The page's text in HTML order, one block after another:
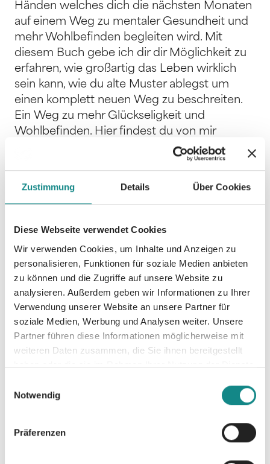
Zustimmung Details Über Cookies
Diese Webseite verwendet Cookies
Wir verwenden Cookies, um Inhalte und Anzeigen zu
personalisieren, Funktionen für soziale Medien anbieten
zu können und die Zugriffe auf unsere Website zu
analysieren. Außerdem geben wir Informationen zu Ihrer
Verwendung unserer Website an unsere Partner für
soziale Medien, Werbung und Analysen weiter. Unsere
Partner führen diese Informationen möglicherweise mit
weiteren Daten zusammen, die Sie ihnen bereitgestellt
haben oder die sie im Rahmen Ihrer Nutzung der Dienste
Notwendig
Präferenzen
Händen welches dich die nächsten Monaten
auf einem Weg zu mentaler Gesundheit und
mehr Wohlbefinden begleiten wird. Mit
diesem Buch gebe ich dir dir Möglichkeit zu
erfahren, wie großartig das Leben wirklich
sein kann, wie du alte Muster ablegst um
einen komplett neuen Weg zu beschreiten.
Ein Weg zu mehr Glückseligkeit und
Wohlbefinden. Hier findest du von mir
ausgewählte, praxiserprobte und
tiefgreifende tägliche und wöchentliche
Übungen. All diese Übungen gehören auch
zu meinem täglichen Gebrauch und ich
kennst dann weisst du sicherlich, das
bekommst du einen grossen Teil des
Rezeptes dafür.